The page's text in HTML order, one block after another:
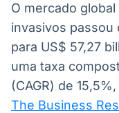
Soluções de
e Conteúdos
O mercado
invasivos passou
para US$ 57,27
uma taxa
(CAGR) de
The Business